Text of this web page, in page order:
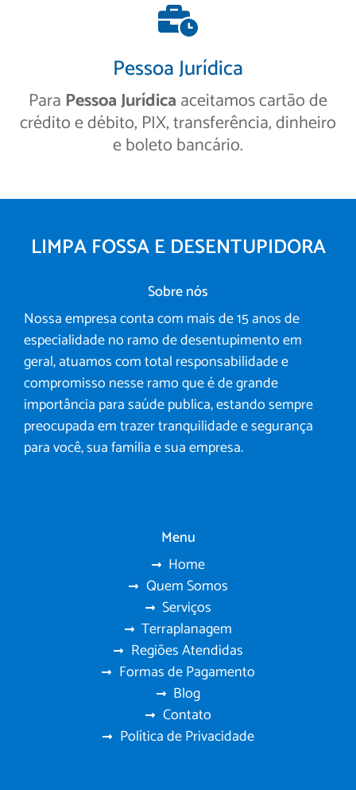
Pessoa Jurídica
Para Pessoa Jurídicaaceitamos cartão de
crédito e débito, PIX, transferência, dinheiro
e boleto bancário.
LIMPA FOSSA E DESENTUPIDORA
Sobre nós
Nossa empresa conta com mais de 15 anos de
especialidade no ramo de desentupimento em
geral, atuamos com total responsabilidade e
compromisso nesse ramo que é de grande
importância para saúde publica, estando sempre
preocupada em trazer tranquilidade e segurança
para você, sua família e sua empresa.
Menu
Home
Quem Somos
Serviços
Terraplanagem
Regiões Atendidas
Formas de Pagamento
Blog
Contato
Política de Privacidade